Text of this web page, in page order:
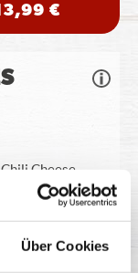
Über Cookies
€
Cheese